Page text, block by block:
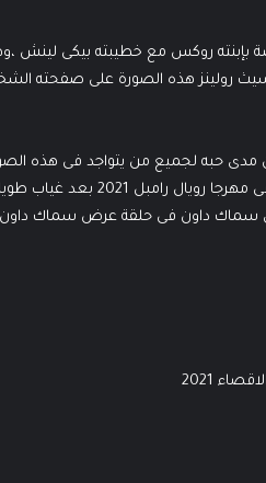
بإبنته روكس مع خطيبته بيكى لينش
رولينز هذه الصورة على صفحته
حبه لجميع من يتواجد فى هذه
النجم الكبير سيث رولينز قد عاد الى
2021